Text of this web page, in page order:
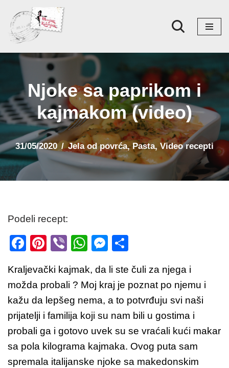
Skoči
na
sadržaj
Njoke sa paprikom i
kajmakom (video)
31/05/2020 Jela od povrća,Pasta, Video recepti
Podeli recept:
F
c
e
b
o
o
k
Pi
er
e
st
Vi
er
W
at
s
A
p
p
M
ss
e
n
g
er
ar
e
Kraljevački kajmak, da li ste čuli za njega i
možda probali ? Moj kraj je poznat po njemu i
kažu da lepšeg nema, a to potvrđuju svi naši
prijatelji i familija koji su nam bili u gostima i
probali ga i gotovo uvek su se vraćali kući makar
sa pola kilograma kajmaka. Ovog puta sam
spremala italijanske njoke sa makedonskim